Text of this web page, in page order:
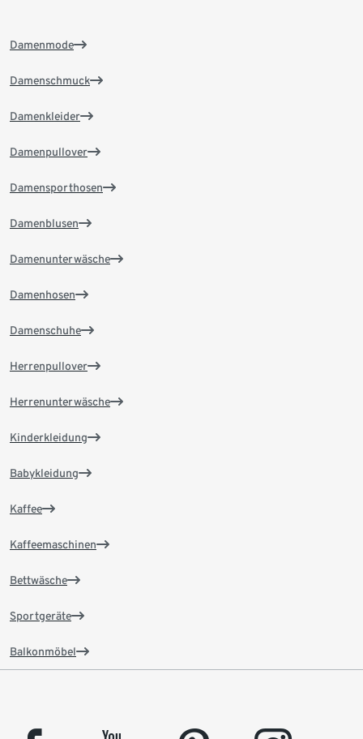
Damenmode
Damenschmuck
Damenkleider
Damenpullover
Damensporthosen
Damenblusen
Damenunterwäsche
Damenhosen
Damenschuhe
Herrenpullover
Herrenunterwäsche
Kinderkleidung
Babykleidung
Kaffee
Kaffeemaschinen
Bettwäsche
Sportgeräte
Balkonmöbel